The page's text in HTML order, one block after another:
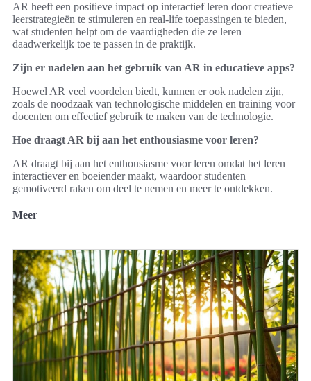
AR heeft een positieve impact op interactief leren door creatieve
leerstrategieën te stimuleren en real-life toepassingen te bieden,
wat studenten helpt om de vaardigheden die ze leren
daadwerkelijk toe te passen in de praktijk.
Zijn er nadelen aan het gebruik van AR in educatieve apps?
Hoewel AR veel voordelen biedt, kunnen er ook nadelen zijn,
zoals de noodzaak van technologische middelen en training voor
docenten om effectief gebruik te maken van de technologie.
Hoe draagt AR bij aan het enthousiasme voor leren?
AR draagt bij aan het enthousiasme voor leren omdat het leren
interactiever en boeiender maakt, waardoor studenten
gemotiveerd raken om deel te nemen en meer te ontdekken.
Meer